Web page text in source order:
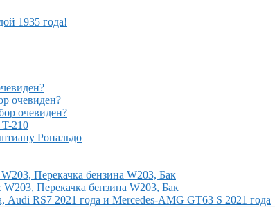
1935 года!
очевиден?
очевиден?
210
Рональдо
Перекачка бензина W203, Бак
Перекачка бензина W203, Бак
RS7 2021 года и Mercedes-AMG GT63 S 2021 года